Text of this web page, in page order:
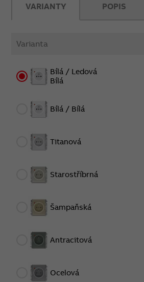
VARIANTY
Varianta
Bílá / Ledová
Bílá
Bílá / Bílá
Titanová
Starostříbrná
Šampaňská
Antracitová
Ocelová
POPIS